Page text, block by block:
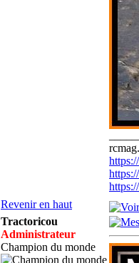
Revenir en haut
Tractoricou
Administrateur
Champion du monde